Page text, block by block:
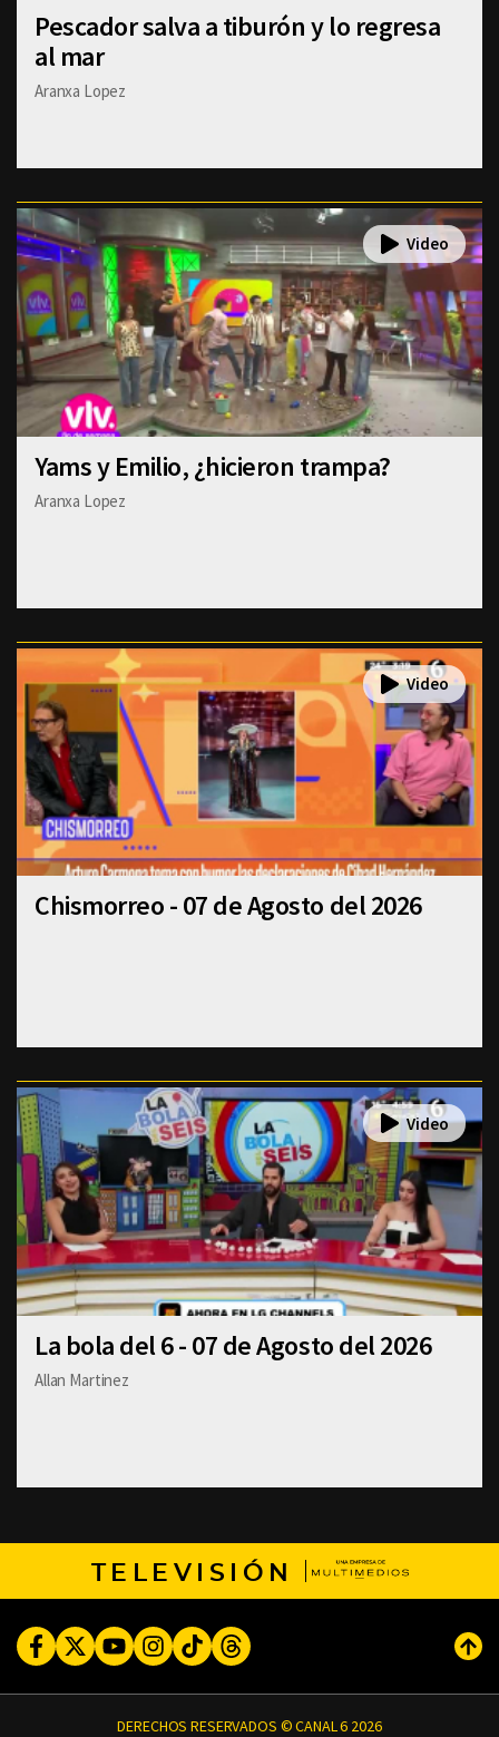
Pescador salva a tiburón y lo regresa
al mar
Aranxa Lopez
Yams y Emilio, ¿hicieron trampa?
Aranxa Lopez
Chismorreo - 07 de Agosto del 2026
La bola del 6 - 07 de Agosto del 2026
Allan Martinez
TELEVISIÓN
FacebookTwitterYoutubeInstagram
TikTokThreads
DERECHOS RESERVADOS © CANAL 6 2026